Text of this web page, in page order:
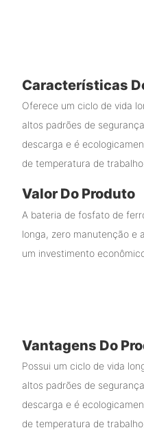
Características
Oferece um ciclo de vida
altos padrões de
descarga e é
de temperatura de
Valor Do Produto
A bateria de fosfato de
longa, zero manutenção e
um investimento
Vantagens Do
Possui um ciclo de vida
altos padrões de
descarga e é
de temperatura de trabalho.